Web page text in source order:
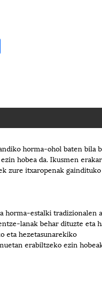
Share
horma-ohol baten bila
hobea da. Ikusmen
zure itxaropenak
horma-estalki tradizionalen
lanak behar dituzte eta
eta hezetasunarekiko
erabiltzeko ezin